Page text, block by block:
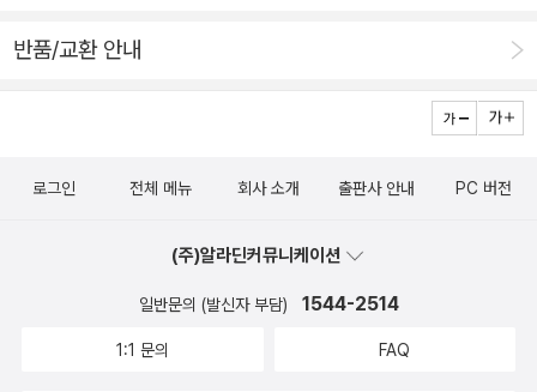
반품/교환 안내
로그인 전체 메뉴 회사 소개 출판사 안내 PC 버전
(주)알라딘커뮤니케이션
일반문의 (발신자 부담) 1544-2514
1:1 문의 FAQ